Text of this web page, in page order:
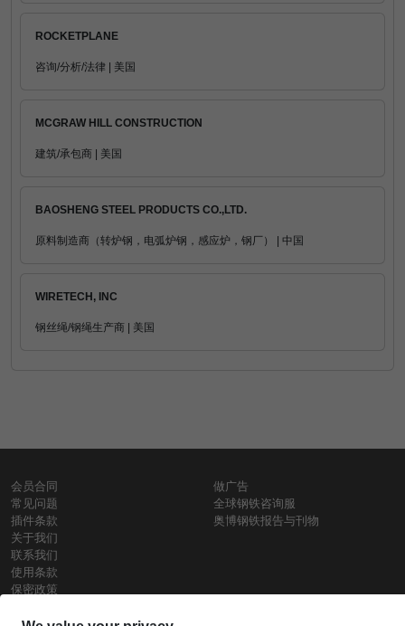
ROCKETPLANE
咨询/分析/法律 | 美国
MCGRAW HILL CONSTRUCTION
建筑/承包商 | 美国
BAOSHENG STEEL PRODUCTS CO.,LTD.
原料制造商（转炉钢，电弧炉钢，感应炉，钢厂） | 中国
WIRETECH, INC
钢丝绳/钢绳生产商 | 美国
会员合同
常见问题
插件条款
关于我们
联系我们
使用条款
保密政策
做广告
全球钢铁咨询服
奥博钢铁报告与刊物